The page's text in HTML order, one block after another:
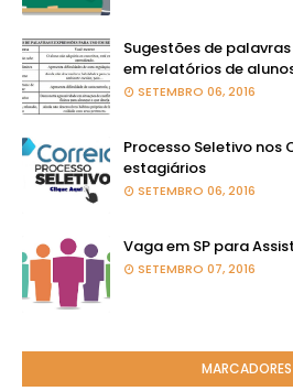
Sugestões de
em relatórios de
SETEMBRO 06, 2016
Processo Seletivo nos
estagiários
SETEMBRO 06, 2016
Vaga em SP para
SETEMBRO 07, 2016
MARCADORES